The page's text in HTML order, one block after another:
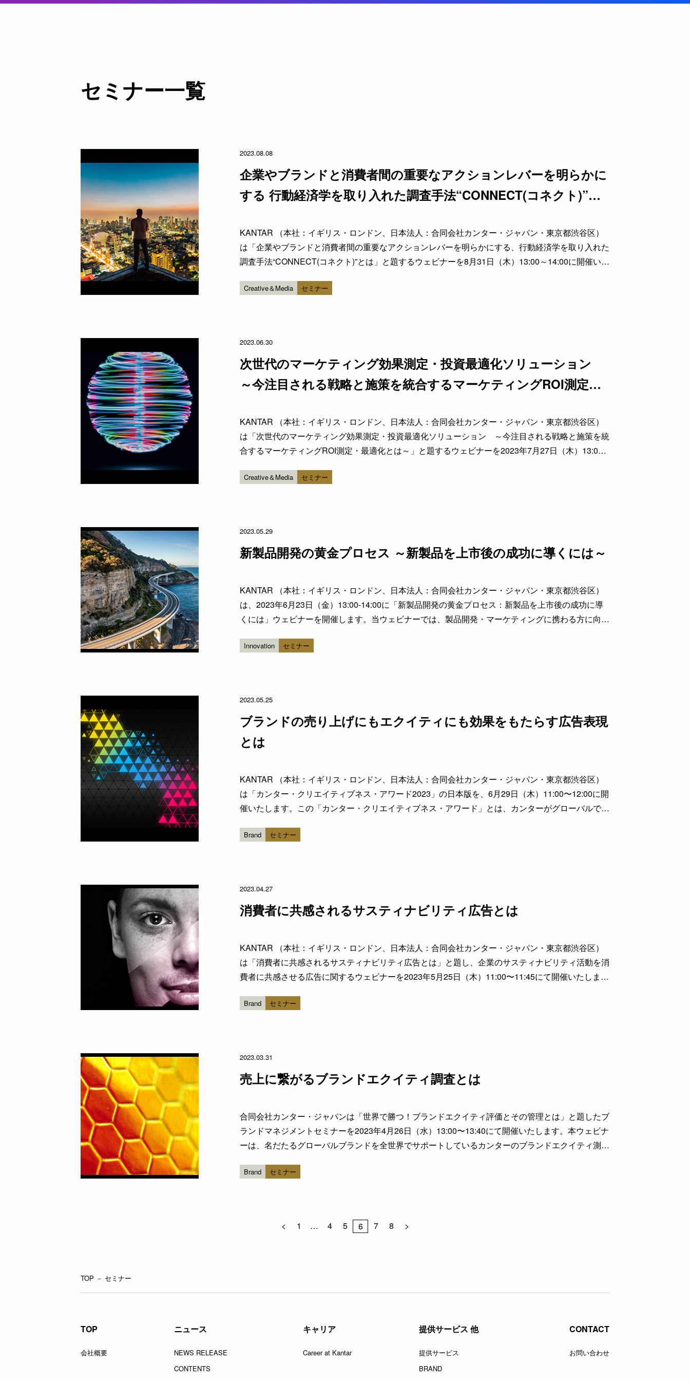
セミナー一覧
2023.08.08
企業やブランドと消費者間の重要なアクションレバーを明らかに
する 行動経済学を取り入れた調査手法“CONNECT(コネクト)”ウ
KANTAR （本社：イギリス・ロンドン、日本法人：合同会社カンター・ジャパン・東京都渋谷区）
は「企業やブランドと消費者間の重要なアクションレバーを明らかにする、行動経済学を取り入れた
調査手法“CONNECT(コネクト)”とは」と題するウェビナーを8月31日（木）13:00～14:00に開催いた
もっ...
Creative＆Media セミナー
2023.06.30
次世代のマーケティング効果測定・投資最適化ソリューション
～今注目される戦略と施策を統合するマーケティングROI測定・
KANTAR （本社：イギリス・ロンドン、日本法人：合同会社カンター・ジャパン・東京都渋谷区）
は「次世代のマーケティング効果測定・投資最適化ソリューション ～今注目される戦略と施策を統
合するマーケティングROI測定・最適化とは～」と題するウェビナーを2023年7月27日（木）13:00
を、日本の皆様に向け編...
Creative＆Media セミナー
2023.05.29
新製品開発の黄金プロセス ～新製品を上市後の成功に導くには～
KANTAR （本社：イギリス・ロンドン、日本法人：合同会社カンター・ジャパン・東京都渋谷区）
は、2023年6月23日（金）13:00-14:00に「新製品開発の黄金プロセス：新製品を上市後の成功に導
くには」ウェビナーを開催します。当ウェビナーでは、製品開発・マーケティングに携わる方に向
一連のプロセスをご紹介...
Innovation セミナー
2023.05.25
ブランドの売り上げにもエクイティにも効果をもたらす広告表現
とは
KANTAR （本社：イギリス・ロンドン、日本法人：合同会社カンター・ジャパン・東京都渋谷区）
は「カンター・クリエイティブネス・アワード2023」の日本版を、6月29日（木）11:00〜12:00に開
催いたします。この「カンター・クリエイティブネス・アワード」とは、カンターがグローバルで
の内容は世界中の広告...
Brand セミナー
2023.04.27
消費者に共感されるサスティナビリティ広告とは
KANTAR （本社：イギリス・ロンドン、日本法人：合同会社カンター・ジャパン・東京都渋谷区）
は「消費者に共感されるサスティナビリティ広告とは」と題し、企業のサスティナビリティ活動を消
費者に共感させる広告に関するウェビナーを2023年5月25日（木）11:00〜11:45にて開催いたしま
るにあたっての広告制作...
Brand セミナー
2023.03.31
売上に繋がるブランドエクイティ調査とは
合同会社カンター・ジャパンは「世界で勝つ！ブランドエクイティ評価とその管理とは」と題したブ
ランドマネジメントセミナーを2023年4月26日（水）13:00〜13:40にて開催いたします。本ウェビナ
ーは、名だたるグローバルブランドを全世界でサポートしているカンターのブランドエクイティ測定
る仕組みがわかるブラン...
Brand セミナー
< 1 … 4 5 6 7 8 >
TOP － セミナー
TOP
会社概要
ニュース
NEWS RELEASE
CONTENTS
キャリア
Career at Kantar
提供サービス 他
提供サービス
BRAND
CONTACT
お問い合わせ